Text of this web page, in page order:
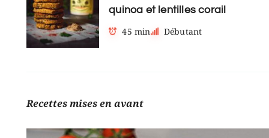
quinoa et lentilles corail
45 min
Débutant
Recettes mises en avant